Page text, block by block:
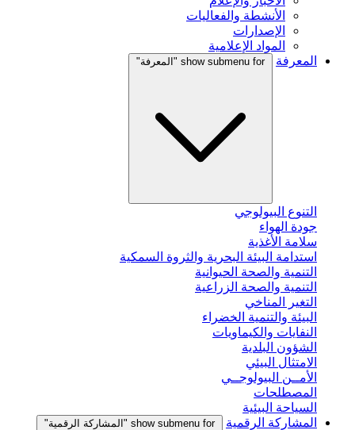
الأنشطة والفعاليات
الإصدارات
المواد الإعلامية
المعرفة
show submenu for "المعرفة"
التنوع البيولوجي
جودة الهواء
سلامة الأغذية
استدامة البيئة البحرية والثروة السمكية
التنمية والصحة الحيوانية
التنمية والصحة الزراعية
التغير المناخي
البيئة والتنمية الخضراء
النفايات والكيماويات
الشؤون البلدية
الامتثال البيئي
الأمــن البيولوجــي
المصطلحات
السياحة البيئية
المشاركة الرقمية
show submenu for "المشاركة الرقمية"